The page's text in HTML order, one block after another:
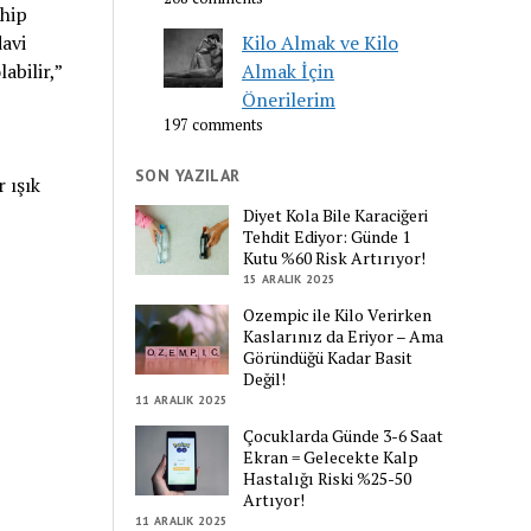
Kilo Almak ve Kilo
Almak İçin
Önerilerim
197 comments
SON YAZILAR
Diyet Kola Bile Karaciğeri
Tehdit Ediyor: Günde 1
Kutu %60 Risk Artırıyor!
15 ARALIK 2025
Ozempic ile Kilo Verirken
Kaslarınız da Eriyor – Ama
Göründüğü Kadar Basit
Değil!
11 ARALIK 2025
Çocuklarda Günde 3-6 Saat
Ekran = Gelecekte Kalp
Hastalığı Riski %25-50
Artıyor!
11 ARALIK 2025